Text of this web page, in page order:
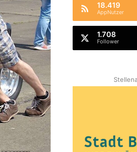
18.419
AppNutzer
1.708
Follower